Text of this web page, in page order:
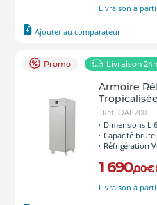
Livraison à
Ajouter au comparateur
Promo Livraison 24h
Armoire
Tropicalisée
Ref: OAP700
Dimensions L
Capacité brute
Réfrigération
1 690,00€
Livraison à